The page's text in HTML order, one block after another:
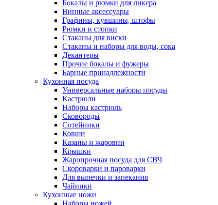
Бокалы и рюмки для ликера
Винные аксессуары
Графины, кувшины, штофы
Рюмки и стопки
Стаканы для виски
Стаканы и наборы для воды, сока
Декантеры
Прочие бокалы и фужеры
Барные принадлежности
Кухонная посуда
Универсальные наборы посуды
Кастрюли
Наборы кастрюль
Сковороды
Сотейники
Ковши
Казаны и жаровни
Крышки
Жаропрочная посуда для СВЧ
Скороварки и пароварки
Для выпечки и запекания
Чайники
Кухонные ножи
Наборы ножей